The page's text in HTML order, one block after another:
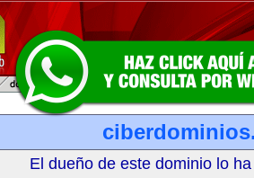
El dueño de este dominio lo